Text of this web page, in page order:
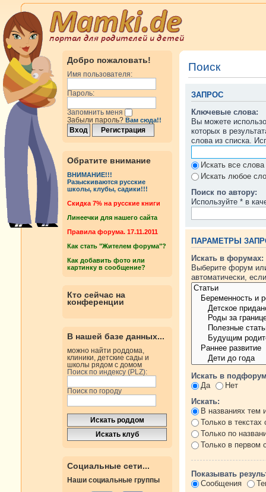
Добро пожаловать!
Имя пользователя:
Пароль:
Запомнить меня
Забыли пароль? Вам сюда!!
Обратите внимание
ВНИМАНИЕ!!!
Разыскиваются русские
школы, клубы, садики!!!
Cкидка 7% на русские книги
Линеечки для нашего сайта
Правила форума. 17.11.2011
Как стать "Жителем форума"?
Как добавить фото или
картинку в сообщение?
Кто сейчас на
конференции
В нашей базе данных...
можно найти роддома,
клиники, детские сады и
школы рядом с домом
Поиск по индексу (PLZ):
Поиск по городу
Социальные сети...
Наши социальные группы
Поиск
ЗАПРОС
Ключевые слова:
Вы можете
которых в
слова из списка.
Искать все слова
Искать любое
Поиск по автору:
Используйте * в
ПАРАМЕТРЫ
Искать в форумах:
Выберите форум
автоматически,
Искать в
Да
Нет
Искать:
В названиях тем
Только в
Только по
Только в первом
Показывать
Сообщения